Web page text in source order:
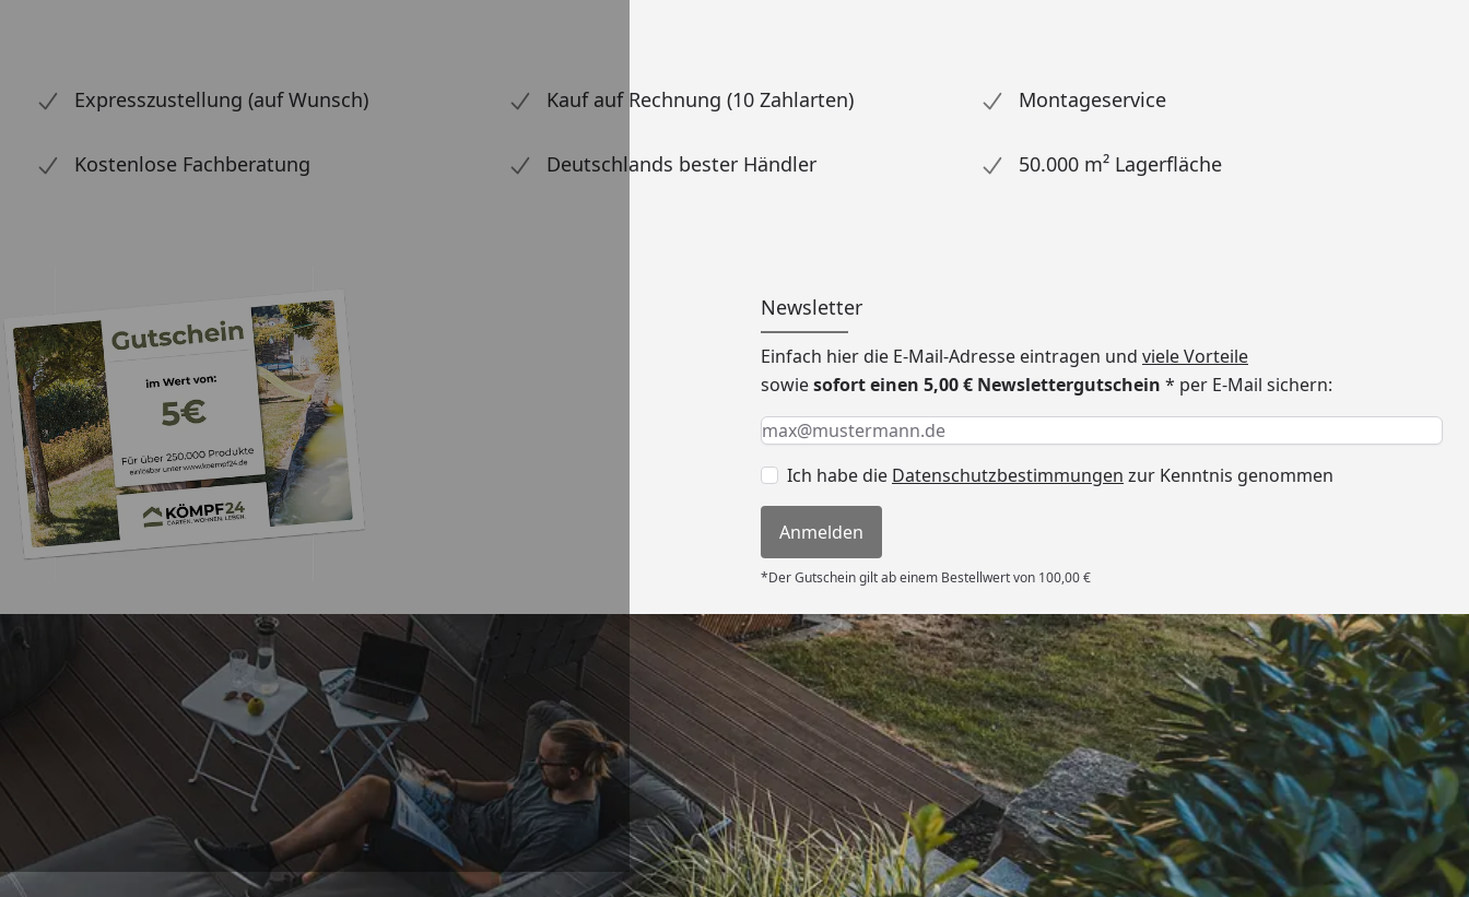
Expresszustellung (auf Wunsch) Kauf auf Rechnung (10 Zahlarten) Montageservice
Kostenlose Fachberatung Deutschlands bester Händler 50.000 m² Lagerfläche
Newsletter
Einfach hier die E-Mail-Adresse eintragen und viele Vorteile
sowiesofort einen 5,00 € Newslettergutschein * per E-Mail sichern:
Keine Eingabe erforderlich
Eingabe erforderlich
E-Mail *
Ich habe die Datenschutzbestimmungen zur Kenntnis genommen
Anmelden
*Der Gutschein gilt ab einem Bestellwert von 100,00 €
Versand Auszeichnungen
Akzeptierte Zahlungsarten Offizieller Partner des Deutschen Handballbundes